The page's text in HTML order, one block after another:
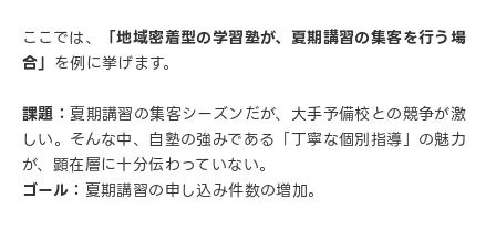
ここでは、
「地域密着型の学習塾が、夏期講習の集客を行う場
合」 を例に挙げます。
課題：夏期講習の集客シーズンだが、大手予備校との競争が激
しい。そんな中、自塾の強みである「丁寧な個別指導」の魅力
が、顕在層に十分伝わっていない。
ゴール： 夏期講習の申し込み件数の増加。